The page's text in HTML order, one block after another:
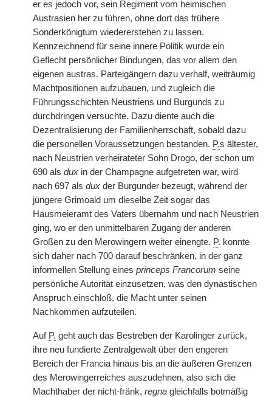
er es jedoch vor, sein Regiment vom heimischen
Austrasien her zu führen, ohne dort das frühere
Sonderkönigtum wiedererstehen zu lassen.
Kennzeichnend für seine innere Politik wurde ein
Geflecht persönlicher Bindungen, das vor allem den
eigenen austras. Parteigängern dazu verhalf, weiträumig
Machtpositionen aufzubauen, und zugleich die
Führungsschichten Neustriens und Burgunds zu
durchdringen versuchte. Dazu diente auch die
Dezentralisierung der Familienherrschaft, sobald dazu
die personellen Voraussetzungen bestanden. P.s ältester,
nach Neustrien verheirateter Sohn Drogo, der schon um
690 als dux in der Champagne aufgetreten war, wird
nach 697 als dux der Burgunder bezeugt, während der
jüngere Grimoald um dieselbe Zeit sogar das
Hausmeieramt des Vaters übernahm und nach Neustrien
ging, wo er den unmittelbaren Zugang der anderen
Großen zu den Merowingern weiter einengte. P. konnte
sich daher nach 700 darauf beschränken, in der ganz
informellen Stellung eines princeps Francorum seine
persönliche Autorität einzusetzen, was den dynastischen
Anspruch einschloß, die Macht unter seinen
Nachkommen aufzuteilen.
Auf P. geht auch das Bestreben der Karolinger zurück,
ihre neu fundierte Zentralgewalt über den engeren
Bereich der Francia hinaus bis an die äußeren Grenzen
des Merowingerreiches auszudehnen, also sich die
Machthaber der nicht-fränk, regna gleichfalls botmäßig